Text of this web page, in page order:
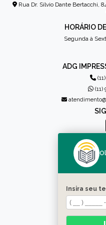
Rua Dr. Sílvio Dante Bertacchi,
HORÁRIO
Segunda à
ADG
(11)
Insira seu